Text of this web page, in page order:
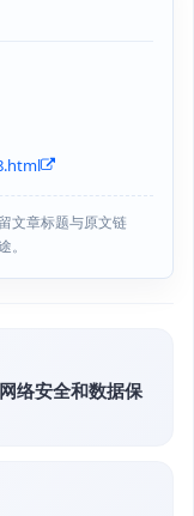
文章标题与原文链
络安全和数据保